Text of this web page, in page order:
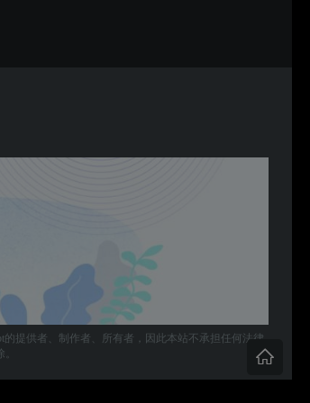
提供者、制作者、所有者，因此本站不承担任何法律